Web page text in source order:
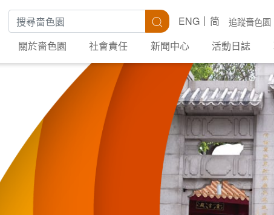
搜尋關鍵字 搜尋 追蹤嗇色園
ENG
简
關於嗇色園
社會責任 新聞中心 活動日誌